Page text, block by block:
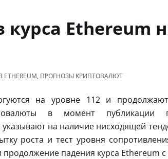
курса Ethereum
, ПРОГНОЗЫ КРИПТОВАЛЮТ
на уровне 112 и
в момент публикации
указывают на наличие нисходящей
роста и тест уровня
продолжение падения курса Ethereum